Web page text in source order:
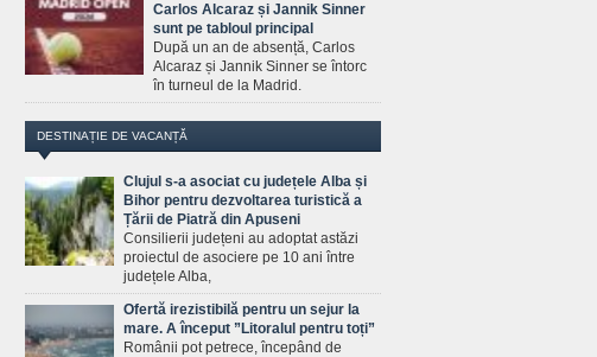
Carlos Alcaraz și Jannik Sinner
sunt pe tabloul principal
După un an de absență, Carlos
Alcaraz și Jannik Sinner se întorc
în turneul de la Madrid.
DESTINAȚIE DE VACANȚĂ
Clujul s-a asociat cu județele Alba și
Bihor pentru dezvoltarea turistică a
Țării de Piatră din Apuseni
Consilierii județeni au adoptat astăzi
proiectul de asociere pe 10 ani între
județele Alba,
Ofertă irezistibilă pentru un sejur la
mare. A început ”Litoralul pentru toți”
Românii pot petrece, începând de